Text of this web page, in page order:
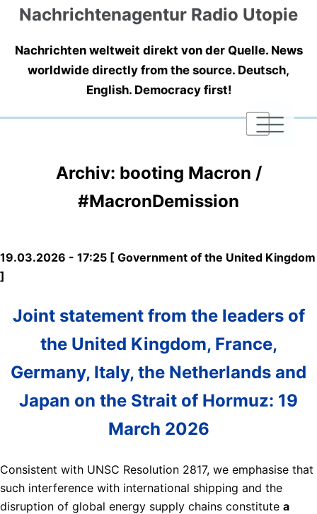
Nachrichtenagentur Radio Utopie
Nachrichten weltweit direkt von der Quelle. News
worldwide directly from the source. Deutsch,
English. Democracy first!
|
|
|
Archiv: booting Macron /
#MacronDemission
19.03.2026 - 17:25 [ Government of the United Kingdom
]
Joint statement from the leaders of
the United Kingdom, France,
Germany, Italy, the Netherlands and
Japan on the Strait of Hormuz: 19
March 2026
Consistent with UNSC Resolution 2817, we emphasise that
such interference with international shipping and the
disruption of global energy supply chains constitute a